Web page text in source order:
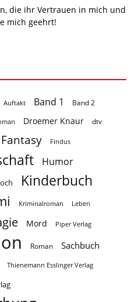
die ihr Vertrauen in mich und
mich geehrt!
Auftakt Band 1 Band 2
Droemer Knaur dtv
Fantasy Findus
Humor
Kinderbuch
Kriminalroman Leben
Mord Piper Verlag
Roman Sachbuch
Thienemann Esslinger Verlag